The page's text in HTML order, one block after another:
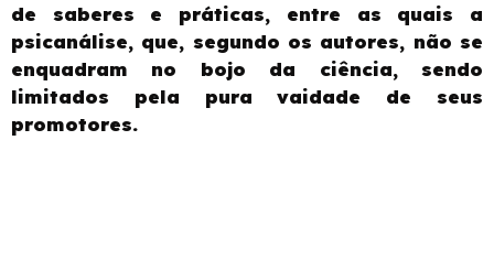
de saberes e práticas, entre as quais a
psicanálise, que, segundo os autores, não se
enquadram no bojo da ciência, sendo
limitados pela pura vaidade de seus
promotores.